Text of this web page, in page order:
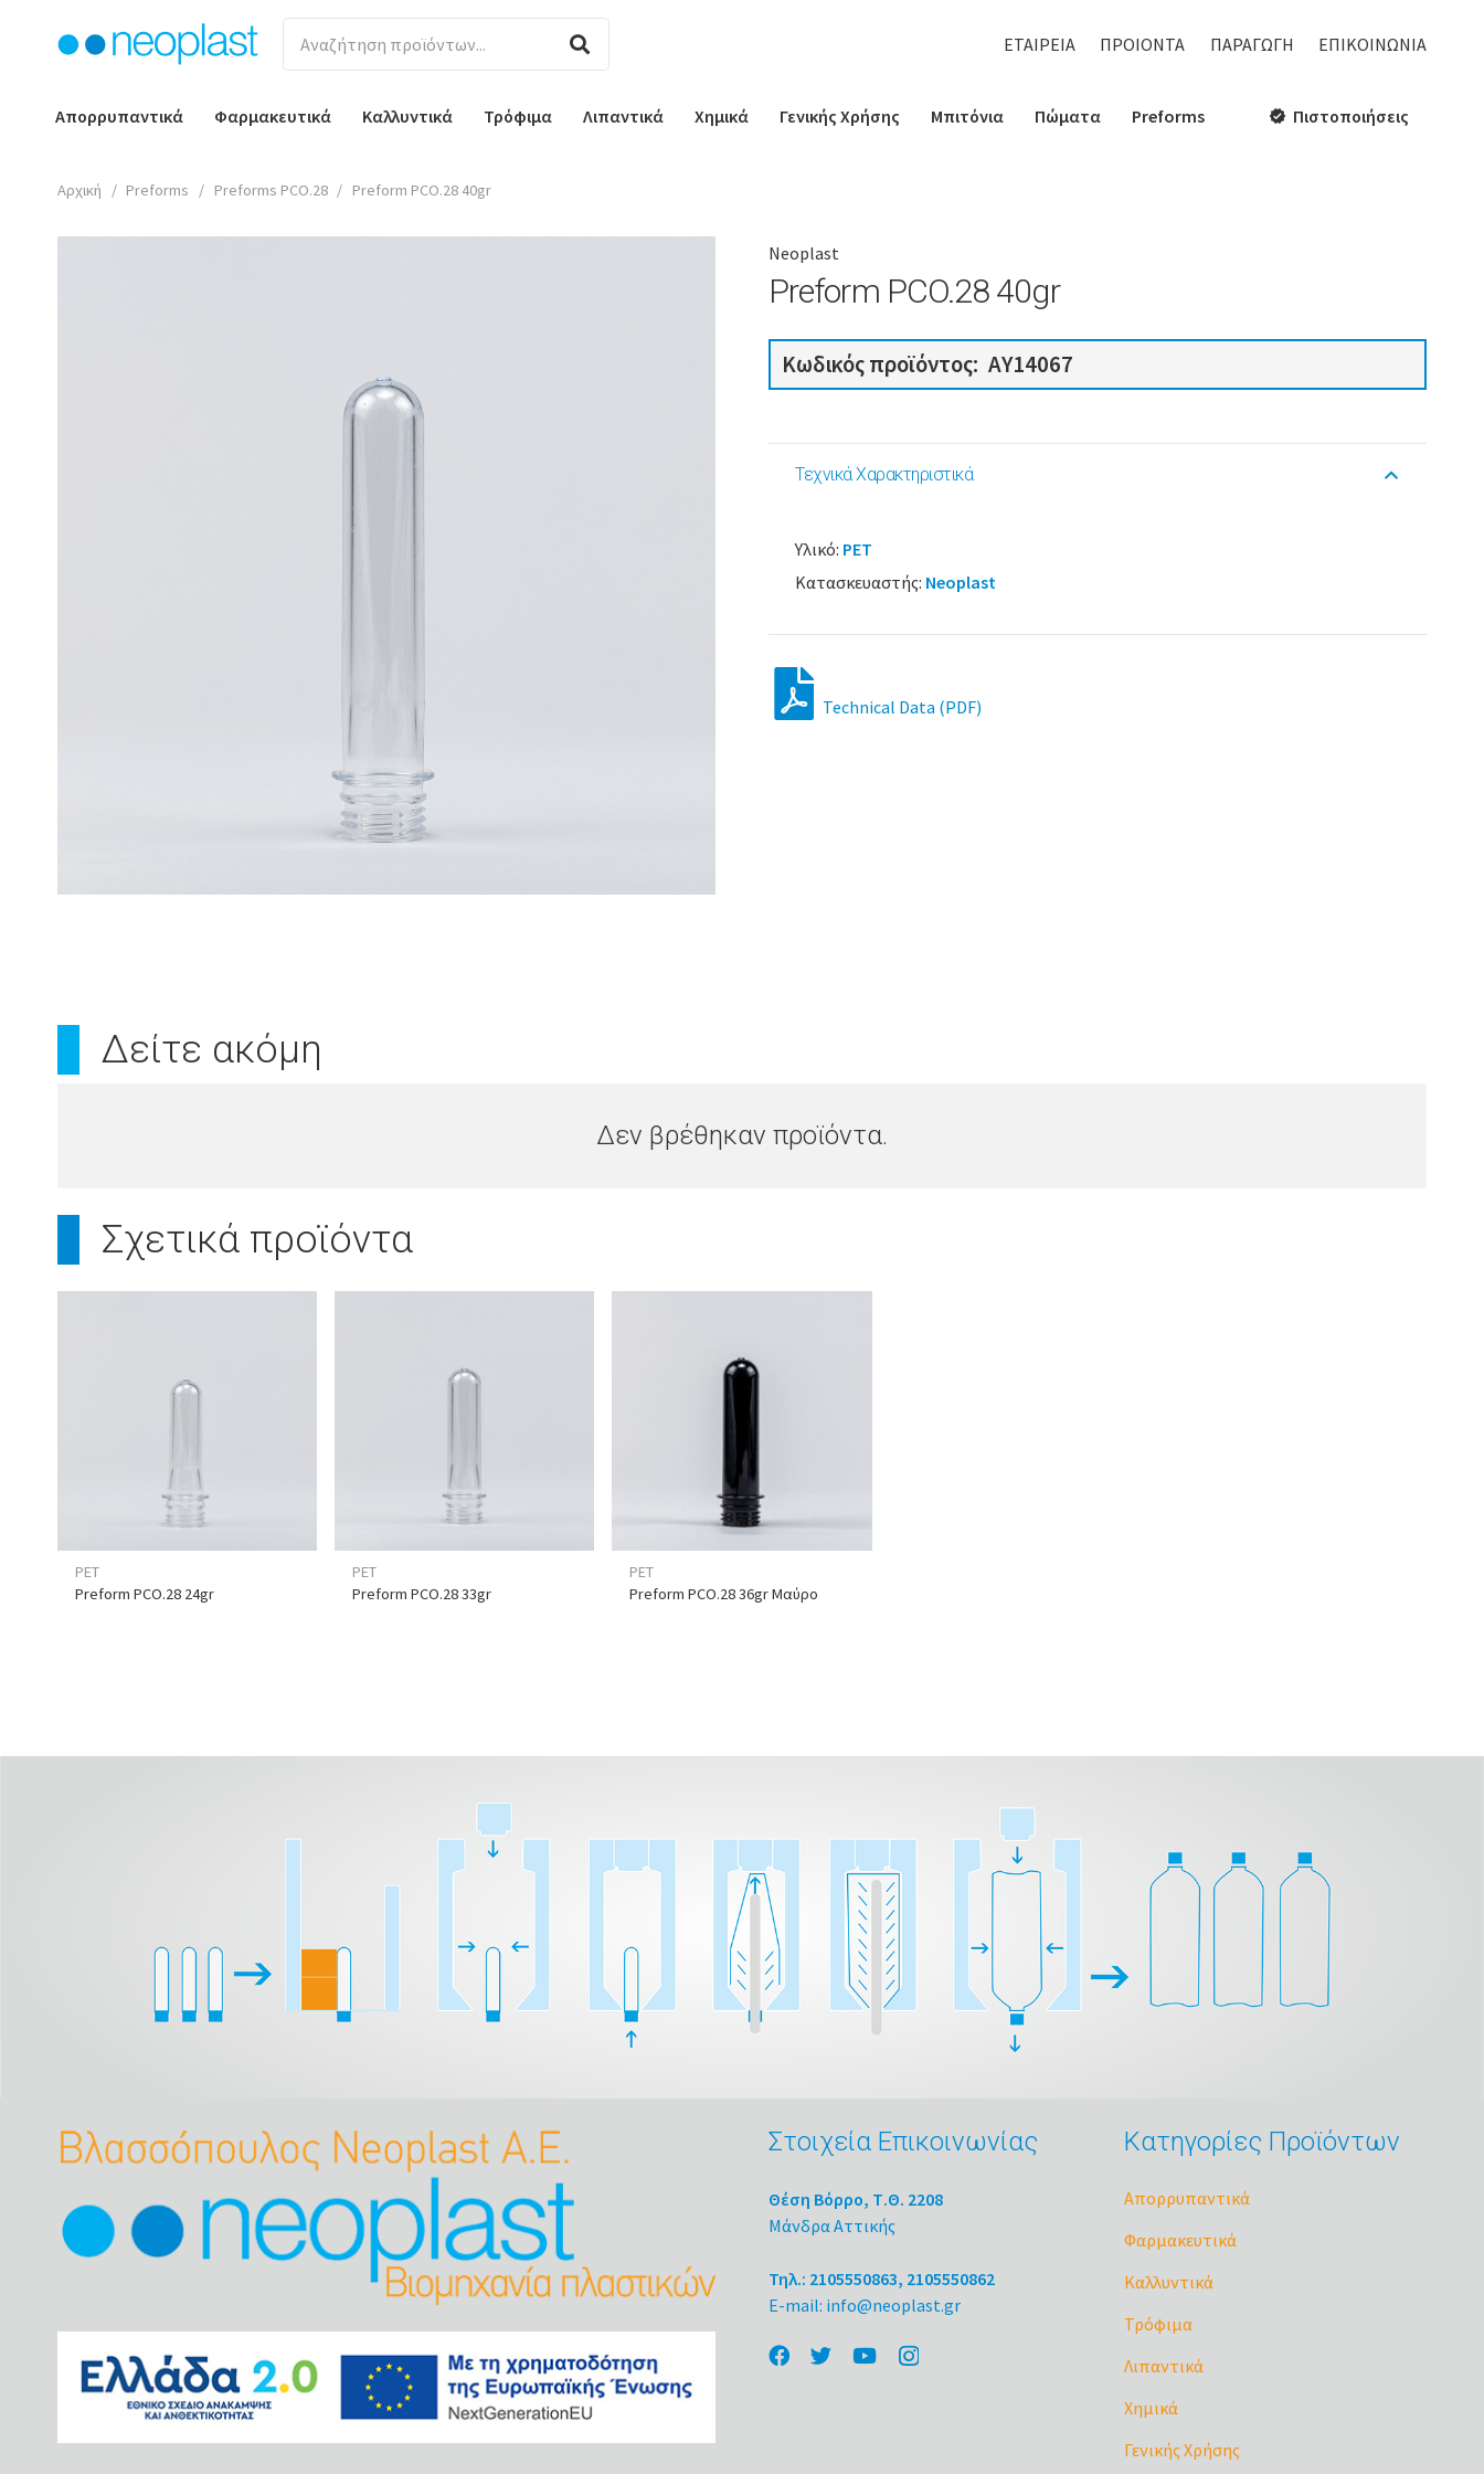
ΕΤΑΙΡΕΙΑ ΠΡΟΙΟΝΤΑ ΠΑΡΑΓΩΓΗ ΕΠΙΚΟΙΝΩΝΙΑ
Απορρυπαντικά Φαρμακευτικά Καλλυντικά Τρόφιμα Λιπαντικά Χημικά Γενικής Χρήσης Μπιτόνια Πώματα Preforms verified Πιστοποιήσεις
Αρχική / Preforms / Preforms PCO.28 / Preform PCO.28 40gr
Neoplast
Preform PCO.28 40gr
Κωδικός προϊόντος: AY14067
Τεχνικά Χαρακτηριστικά
Υλικό: PET
Κατασκευαστής: Neoplast
Technical Data (PDF)
Δείτε ακόμη
Δεν βρέθηκαν προϊόντα.
Σχετικά προϊόντα
PET
Preform PCO.28 24gr
PET
Preform PCO.28 33gr
PET
Preform PCO.28 36gr Μαύρο
Στοιχεία Επικοινωνίας
Θέση Βόρρο, Τ.Θ. 2208
Μάνδρα Αττικής
Τηλ.: 2105550863, 2105550862
E-mail: info@neoplast.gr
Κατηγορίες Προϊόντων
Απορρυπαντικά
Φαρμακευτικά
Καλλυντικά
Τρόφιμα
Λιπαντικά
Χημικά
Γενικής Χρήσης